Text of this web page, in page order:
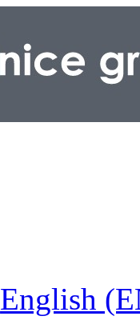
English